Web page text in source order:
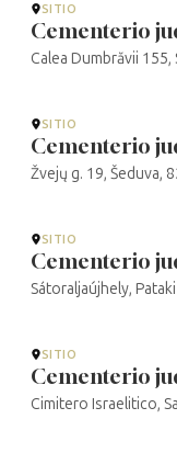
SITIO
Cementerio
Calea Dumbrăvii 155,
SITIO
Cementerio
Žvejų g. 19, Šeduva,
SITIO
Cementerio
Sátoraljaújhely,
SITIO
Cementerio
Cimitero Israelitico,